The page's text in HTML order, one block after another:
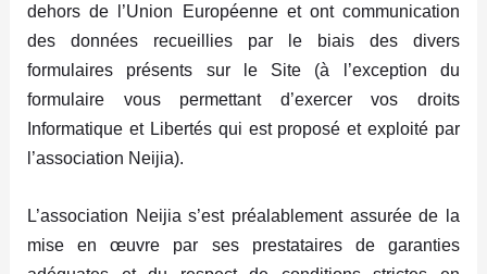
dehors de l’Union Européenne et ont communication
des données recueillies par le biais des divers
formulaires présents sur le Site (à l’exception du
formulaire vous permettant d’exercer vos droits
Informatique et Libertés qui est proposé et exploité par
l’association Neijia).
L’association Neijia s’est préalablement assurée de la
mise en œuvre par ses prestataires de garanties